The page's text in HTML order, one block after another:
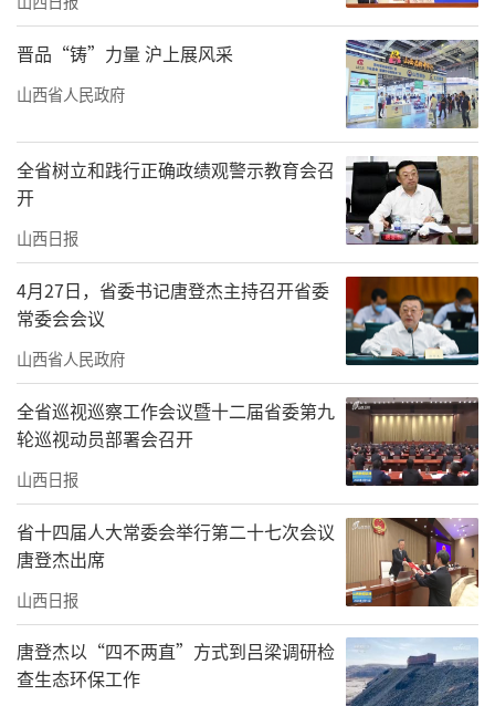
晋品“铸”力量 沪上展风采
山西省人民政府
全省树立和践行正确政绩观警示教育会召
开
山西日报
4月27日，省委书记唐登杰主持召开省委
常委会会议
山西省人民政府
全省巡视巡察工作会议暨十二届省委第九
轮巡视动员部署会召开
山西日报
省十四届人大常委会举行第二十七次会议
唐登杰出席
山西日报
唐登杰以“四不两直”方式到吕梁调研检
查生态环保工作